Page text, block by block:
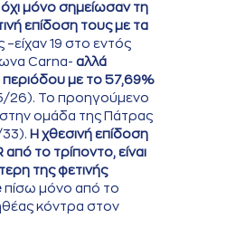
μόνο σημείωσαν τη
επίδοση τους με τα
–είχαν 19 στο εντός
Carna- αλλά
με το 57,69%
26). Το προηγούμενο
ομάδα της Πάτρας
33). Η χθεσινή επίδοση
το τρίποντο, είναι
της φετινής
πίσω μόνο από το
κόντρα στον